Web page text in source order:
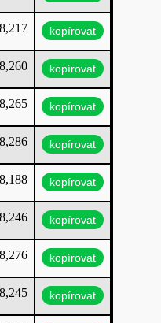
kopírovat
kopírovat
kopírovat
kopírovat
kopírovat
kopírovat
kopírovat
kopírovat